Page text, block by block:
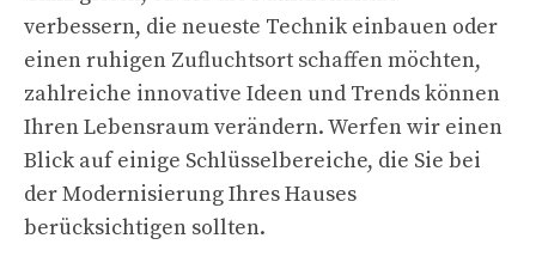
verbessern, die neueste Technik einbauen oder
einen ruhigen Zufluchtsort schaffen möchten,
zahlreiche innovative Ideen und Trends können
Ihren Lebensraum verändern. Werfen wir einen
Blick auf einige Schlüsselbereiche, die Sie bei
der Modernisierung Ihres Hauses
berücksichtigen sollten.